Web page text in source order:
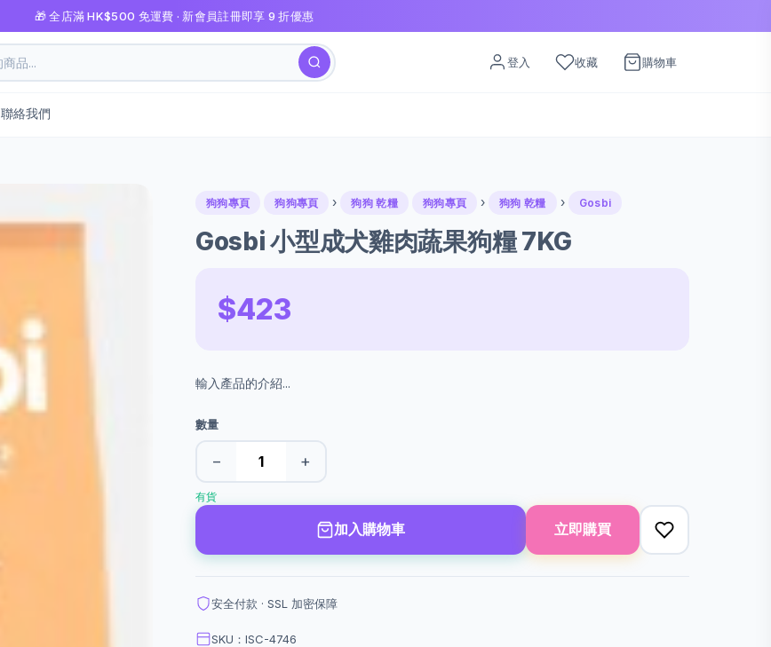
🎁 全店滿 HK$500 免運費 · 新會員註冊即享 9 折優惠
登入 收藏 購物車
聯絡我們
狗狗專頁 狗狗專頁 › 狗狗 乾糧 狗狗專頁 › 狗狗 乾糧 › Gosbi
Gosbi 小型成犬雞肉蔬果狗糧 7KG
$423
輸入產品的介紹...
數量
− +
有貨
加入購物車 立即購買
安全付款 · SSL 加密保障
SKU：ISC-4746